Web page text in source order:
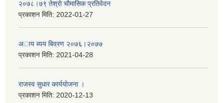
२०७८।७९ तेश्राे चाैमासिक प्रतिवेदन
प्रकाशन मिति: 2022-01-27
अाय ब्यय बिवरण २०७६।२०७७
प्रकाशन मिति: 2021-04-28
राजस्व सुधार कार्ययाेजना ।
प्रकाशन मिति: 2020-12-13